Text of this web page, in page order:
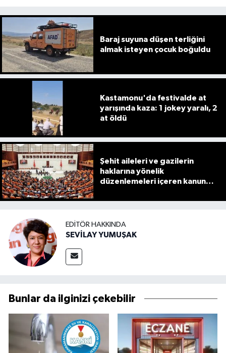
Baraj suyuna düşen terliğini
almak isteyen çocuk boğuldu
Kastamonu'da festivalde at
yarışında kaza: 1 jokey yaralı, 2
at öldü
Şehit aileleri ve gazilerin
haklarına yönelik
düzenlemeleri içeren kanun
ediyor
EDITÖR HAKKINDA
SEVİLAY YUMUŞAK
Bunlar da ilginizi çekebilir